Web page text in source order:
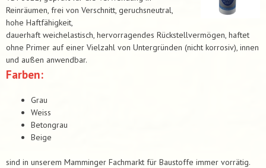
Reinräumen, frei von Verschnitt, geruchsneutral,
hohe Haftfähigkeit,
dauerhaft weichelastisch, hervorragendes Rückstellvermögen, haftet
ohne Primer auf einer Vielzahl von Untergründen (nicht korrosiv), innen
und außen anwendbar.
Farben:
Grau
Weiss
Betongrau
Beige
sind in unserem Mamminger Fachmarkt für Baustoffe immer vorrätig.